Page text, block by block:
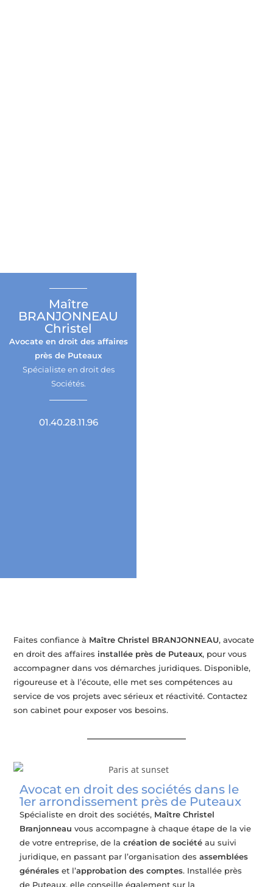
Maître
BRANJONNEAU
Christel
Avocate en droit des affaires
près de Puteaux
Spécialiste en droit des
Sociétés.
01.40.28.11.96
Faites confiance à Maître Christel BRANJONNEAU, avocate
en droit des affaires installée près de Puteaux, pour vous
accompagner dans vos démarches juridiques. Disponible,
rigoureuse et à l’écoute, elle met ses compétences au
service de vos projets avec sérieux et réactivité. Contactez
son cabinet pour exposer vos besoins.
Avocat en droit des sociétés dans le
1er arrondissement près de Puteaux
Spécialiste en droit des sociétés, Maître Christel
Branjonneau vous accompagne à chaque étape de la vie
de votre entreprise, de lacréation de société au suivi
juridique, en passant par l’organisation desassemblées
générales et l’approbation des comptes. Installée près
de Puteaux, elle conseille également sur la